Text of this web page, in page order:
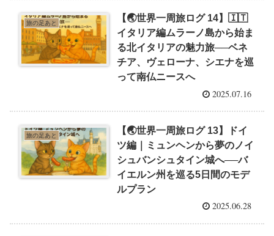
旅の足あと
【🌏世界一周旅ログ 14】🇮🇹
イタリア編ムラーノ島から始ま
る北イタリアの魅力旅──ベネ
チア、ヴェローナ、シエナを巡
って南仏ニースへ
2025.07.16
旅の足あと
【🌏世界一周旅ログ 13】ドイ
ツ編｜ミュンヘンから夢のノイ
シュバンシュタイン城へ──バ
イエルン州を巡る5日間のモデ
ルプラン
2025.06.28